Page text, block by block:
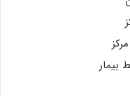
بیمار